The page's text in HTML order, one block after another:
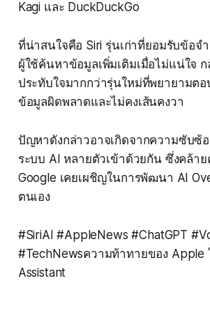
Kagi และ DuckDuckGo
ที่น่าสนใจคือ Siri รุ่นเก่าที่ยอมรับข้อจ
ผู้ใช้ค้นหาข้อมูลเพิ่มเติมเมื่อไม่แน่ใจ
ประทับใจมากกว่ารุ่นใหม่ที่พยายามต
ข้อมูลผิดพลาดและไม่คงเส้นคงวา
ปัญหาดังกล่าวอาจเกิดจากความซับซ้
ระบบ AI หลายตัวเข้าด้วยกัน ซึ่งคล้า
Google เคยเผชิญในการพัฒนา AI
ตนเอง
#SiriAI #AppleNews #ChatGPT
#TechNewsความท้าทายของ Apple
Assistant